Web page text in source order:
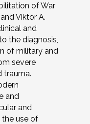
of War
Viktor A.
and
the diagnosis,
of military and
severe
trauma.
and
and
the use of